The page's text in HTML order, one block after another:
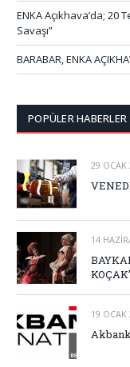
ENKA Açıkhava’da; 20
Savaşı”
BARABAR, ENKA
POPÜLER HABERLER
29 OCAK
14
19 OCAK
Akbank